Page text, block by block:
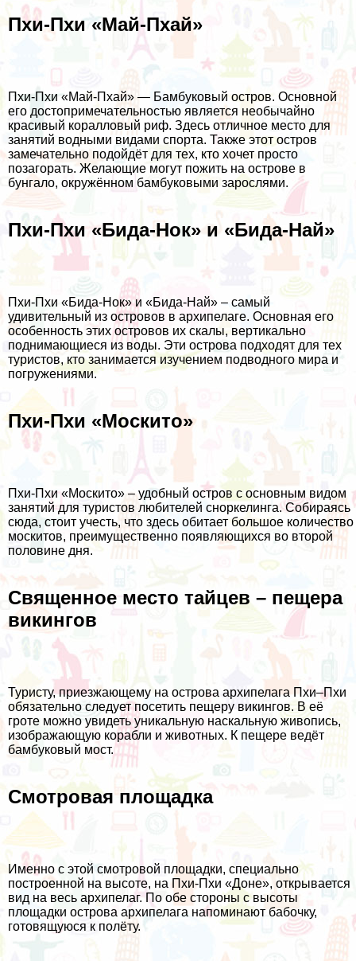
Пхи-Пхи «Май-Пхай»
Пхи-Пхи «Май-Пхай» — Бамбуковый остров. Основной
его достопримечательностью является необычайно
красивый коралловый риф. Здесь отличное место для
занятий водными видами спорта. Также этот остров
замечательно подойдёт для тех, кто хочет просто
позагорать. Желающие могут пожить на острове в
бунгало, окружённом бамбуковыми зарослями.
Пхи-Пхи «Бида-Нок» и «Бида-Най»
Пхи-Пхи «Бида-Нок» и «Бида-Най» – самый
удивительный из островов в архипелаге. Основная его
особенность этих островов их скалы, вертикально
поднимающиеся из воды. Эти острова подходят для тех
туристов, кто занимается изучением подводного мира и
погружениями.
Пхи-Пхи «Москито»
Пхи-Пхи «Москито» – удобный остров с основным видом
занятий для туристов любителей сноркелинга. Собираясь
сюда, стоит учесть, что здесь обитает большое количество
москитов, преимущественно появляющихся во второй
половине дня.
Священное место тайцев – пещера
викингов
Туристу, приезжающему на острова архипелага Пхи–Пхи
обязательно следует посетить пещеру викингов. В её
гроте можно увидеть уникальную наскальную живопись,
изображающую корабли и животных. К пещере ведёт
бамбуковый мост.
Смотровая площадка
Именно с этой смотровой площадки, специально
построенной на высоте, на Пхи-Пхи «Доне», открывается
вид на весь архипелаг. По обе стороны с высоты
площадки острова архипелага напоминают бабочку,
готовящуюся к полёту.